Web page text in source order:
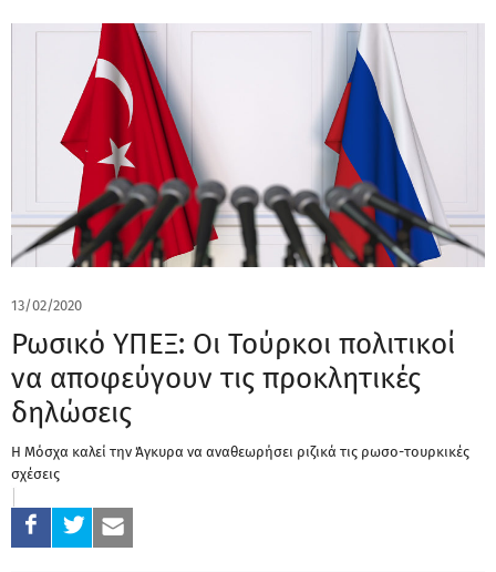
13/02/2020
Ρωσικό ΥΠΕΞ: Οι Τούρκοι πολιτικοί
να αποφεύγουν τις προκλητικές
δηλώσεις
Η Μόσχα καλεί την Άγκυρα να αναθεωρήσει ριζικά τις ρωσο-τουρκικές
σχέσεις